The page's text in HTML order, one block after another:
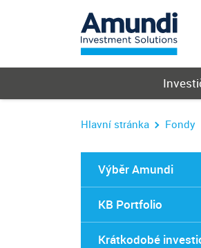
Hlavní stránka Fondy
Výběr Amundi
KB Portfolio
Krátkodobé